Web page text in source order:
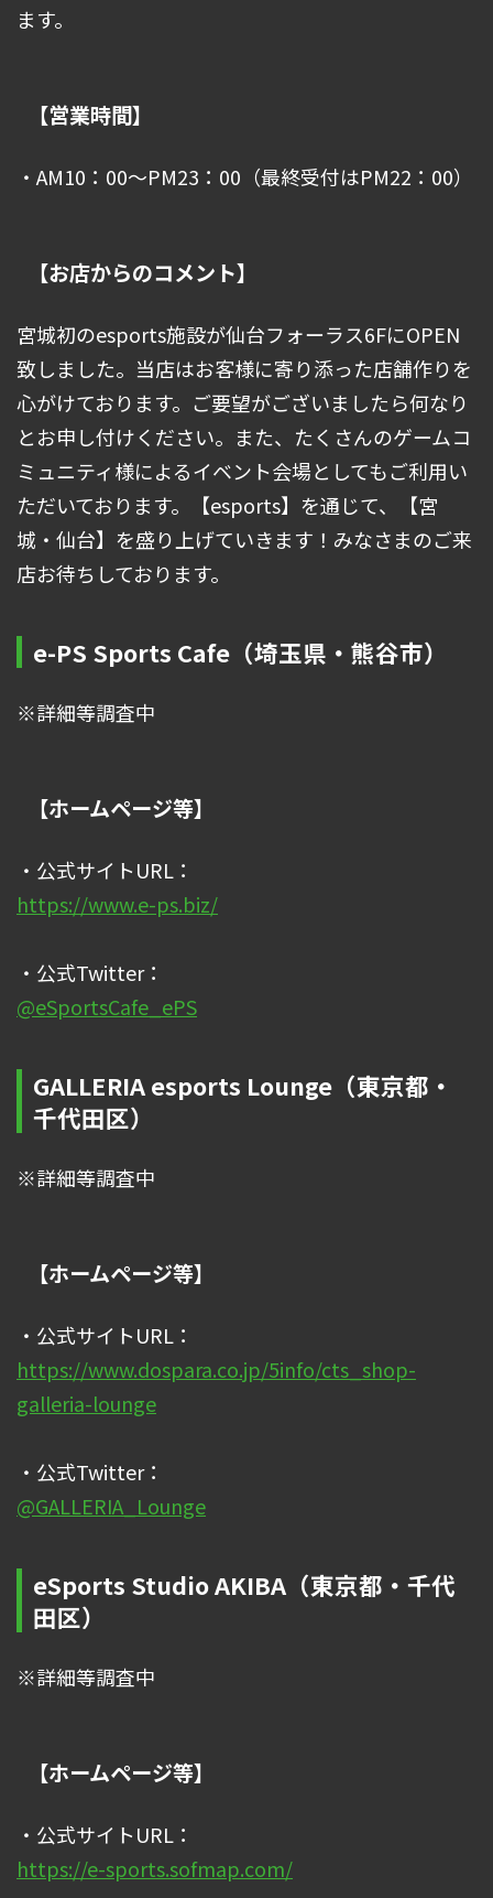
ます。
【営業時間】
・AM10：00～PM23：00（最終受付はPM22：00）
【お店からのコメント】
宮城初のesports施設が仙台フォーラス6FにOPEN
致しました。当店はお客様に寄り添った店舗作りを
心がけております。ご要望がございましたら何なり
とお申し付けください。また、たくさんのゲームコ
ミュニティ様によるイベント会場としてもご利用い
ただいております。【esports】を通じて、【宮
城・仙台】を盛り上げていきます！みなさまのご来
店お待ちしております。
e-PS Sports Cafe（埼玉県・熊谷市）
※詳細等調査中
【ホームページ等】
・公式サイトURL：
https://www.e-ps.biz/
・公式Twitter：
@eSportsCafe_ePS
GALLERIA esports Lounge（東京都・
千代田区）
※詳細等調査中
【ホームページ等】
・公式サイトURL：
https://www.dospara.co.jp/5info/cts_shop-
galleria-lounge
・公式Twitter：
@GALLERIA_Lounge
eSports Studio AKIBA（東京都・千代
田区）
※詳細等調査中
【ホームページ等】
・公式サイトURL：
https://e-sports.sofmap.com/